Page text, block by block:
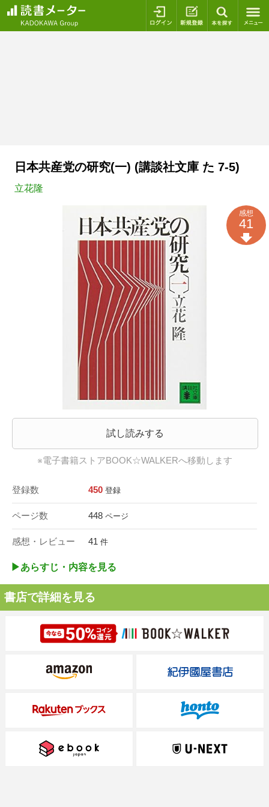
ログイン 新規登録
日本共産党の研究(一) (講談社文庫 た 7-5)
立花隆
試し読みする
※電子書籍ストアBOOK☆WALKERへ移動します
登録数 450 登録
ページ数 448 ページ
感想・レビュー 41 件
感想
41
▶︎あらすじ・内容を見る
書店で詳細を見る